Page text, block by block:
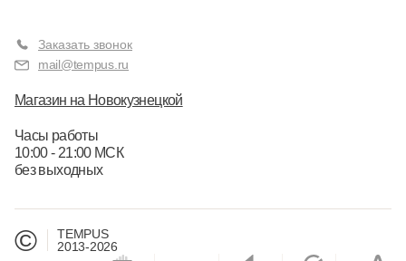
Заказать звонок
mail@tempus.ru
Магазин на Новокузнецкой
Часы работы
10:00 - 21:00 МСК
без выходных
©
TEMPUS
2013-2026